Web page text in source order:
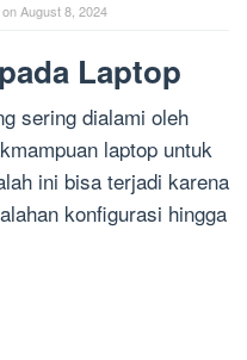
August 8, 2024
Laptop
sering dialami oleh
laptop untuk
ini bisa terjadi karena
konfigurasi hingga